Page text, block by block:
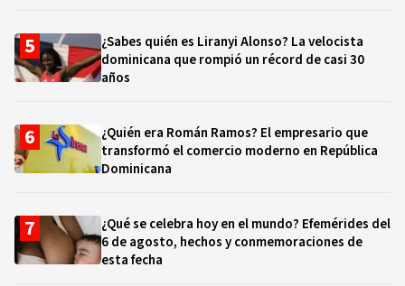
¿Sabes quién es Liranyi Alonso? La velocista
dominicana que rompió un récord de casi 30
años
¿Quién era Román Ramos? El empresario que
transformó el comercio moderno en República
Dominicana
¿Qué se celebra hoy en el mundo? Efemérides del
6 de agosto, hechos y conmemoraciones de
esta fecha